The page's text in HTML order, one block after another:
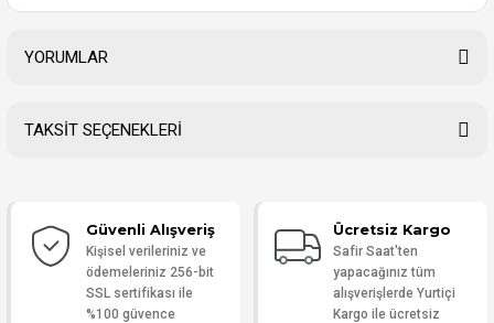
YORUMLAR
Sipariş anından teslimata kadar her aşamada bilgilendirme yaptılar,
süreç çok şeffifti.
Müşteriyi merakta bırakmayan, işini çok organize ve takipçi şekilde
yapan bir mağaza.
TAKSİT SEÇENEKLERİ
Güvenli Alışveriş
Kişisel verileriniz ve
ödemeleriniz 256-bit
SSL sertifikası ile
%100 güvence
Ücretsiz Kargo
Safir Saat'ten
yapacağınız tüm
alışverişlerde Yurtiçi
Kargo ile ücretsiz